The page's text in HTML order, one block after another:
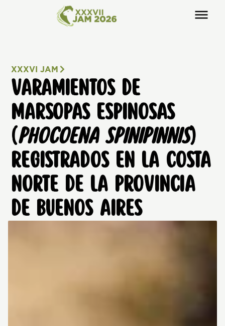
XXXVI JAM
VARAMIENTOS DE
MARSOPAS ESPINOSAS
(PHOCOENA SPINIPINNIS)
REGISTRADOS EN LA COSTA
NORTE DE LA PROVINCIA
DE BUENOS AIRES